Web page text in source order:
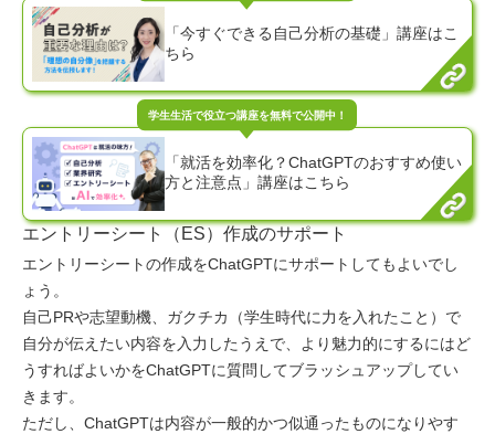
「今すぐできる自己分析の基礎」講座はこ
ちら
「就活を効率化？ChatGPTのおすすめ使い
方と注意点」講座はこちら
エントリーシート（ES）作成のサポート
エントリーシートの作成をChatGPTにサポートしてもよいでし
ょう。
自己PRや志望動機、ガクチカ（学生時代に力を入れたこと）で
自分が伝えたい内容を入力したうえで、より魅力的にするにはど
うすればよいかをChatGPTに質問してブラッシュアップしてい
きます。
ただし、ChatGPTは内容が一般的かつ似通ったものになりやす